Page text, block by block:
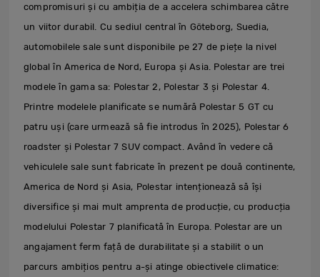
compromisuri și cu ambiția de a accelera schimbarea către
un viitor durabil. Cu sediul central în Göteborg, Suedia,
automobilele sale sunt disponibile pe 27 de piețe la nivel
global în America de Nord, Europa și Asia. Polestar are trei
modele în gama sa: Polestar 2, Polestar 3 și Polestar 4.
Printre modelele planificate se numără Polestar 5 GT cu
patru uși (care urmează să fie introdus în 2025), Polestar 6
roadster și Polestar 7 SUV compact. Având în vedere că
vehiculele sale sunt fabricate în prezent pe două continente,
America de Nord și Asia, Polestar intenționează să își
diversifice și mai mult amprenta de producție, cu producția
modelului Polestar 7 planificată în Europa. Polestar are un
angajament ferm față de durabilitate și a stabilit o un
parcurs ambițios pentru a-și atinge obiectivele climatice: